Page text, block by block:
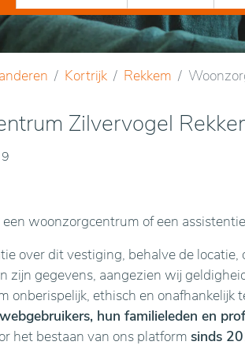
Kortrijk Rekkem
Zilvervogel
een woonzorgcentrum of een
over dit vestiging, behalve de locatie,
zijn gegevens, aangezien wij
onberispelijk, ethisch en
hun familieleden en
het bestaan van ons platform sinds